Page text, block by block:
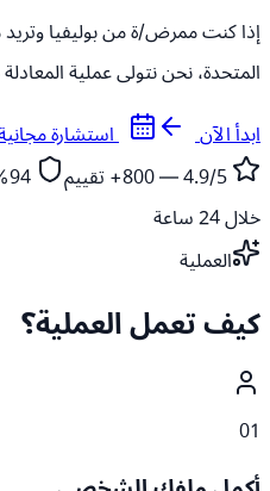
إذا كنت ممرض/ة من بوليفيا
المتحدة، نحن نتولى عملية المعادلة بالكامل.
ابدأ الآن
استشارة
تقييم
خلال 24 ساعة
العملية
كيف تعمل العملية؟
01